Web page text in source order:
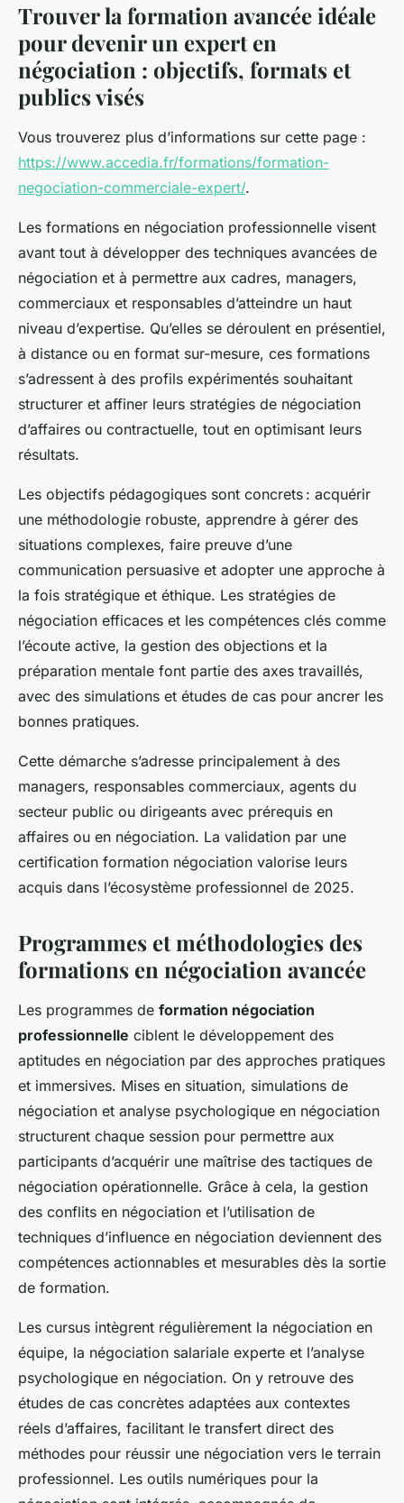
Trouver la formation avancée idéale
pour devenir un expert en
négociation : objectifs, formats et
publics visés
Vous trouverez plus d’informations sur cette page :
https://www.accedia.fr/formations/formation-
negociation-commerciale-expert/.
Les formations en négociation professionnelle visent
avant tout à développer des techniques avancées de
négociation et à permettre aux cadres, managers,
commerciaux et responsables d’atteindre un haut
niveau d’expertise. Qu’elles se déroulent en présentiel,
à distance ou en format sur-mesure, ces formations
s’adressent à des profils expérimentés souhaitant
structurer et affiner leurs stratégies de négociation
d’affaires ou contractuelle, tout en optimisant leurs
résultats.
Les objectifs pédagogiques sont concrets : acquérir
une méthodologie robuste, apprendre à gérer des
situations complexes, faire preuve d’une
communication persuasive et adopter une approche à
la fois stratégique et éthique. Les stratégies de
négociation efficaces et les compétences clés comme
l’écoute active, la gestion des objections et la
préparation mentale font partie des axes travaillés,
avec des simulations et études de cas pour ancrer les
bonnes pratiques.
Cette démarche s’adresse principalement à des
managers, responsables commerciaux, agents du
secteur public ou dirigeants avec prérequis en
affaires ou en négociation. La validation par une
certification formation négociation valorise leurs
acquis dans l’écosystème professionnel de 2025.
Programmes et méthodologies des
formations en négociation avancée
Les programmes de formation négociation
professionnelle ciblent le développement des
aptitudes en négociation par des approches pratiques
et immersives. Mises en situation, simulations de
négociation et analyse psychologique en négociation
structurent chaque session pour permettre aux
participants d’acquérir une maîtrise des tactiques de
négociation opérationnelle. Grâce à cela, la gestion
des conflits en négociation et l’utilisation de
techniques d’influence en négociation deviennent des
compétences actionnables et mesurables dès la sortie
de formation.
Les cursus intègrent régulièrement la négociation en
équipe, la négociation salariale experte et l’analyse
psychologique en négociation. On y retrouve des
études de cas concrètes adaptées aux contextes
réels d’affaires, facilitant le transfert direct des
méthodes pour réussir une négociation vers le terrain
professionnel. Les outils numériques pour la